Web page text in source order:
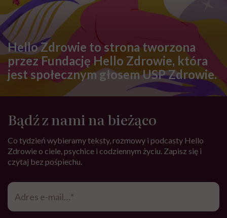
Hello Zdrowie to strona tworzona
przez Fundację Hello Zdrowie, która
jest społecznym głosem USP Zdrowie.
Bądź z nami na bieżąco
Co tydzień wybieramy teksty, rozmowy i podcasty Hello
Zdrowie o ciele, psychice i codziennym życiu. Zapisz się i
czytaj bez pośpiechu.
Adres
mail*